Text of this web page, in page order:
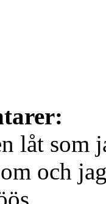
låt som
och